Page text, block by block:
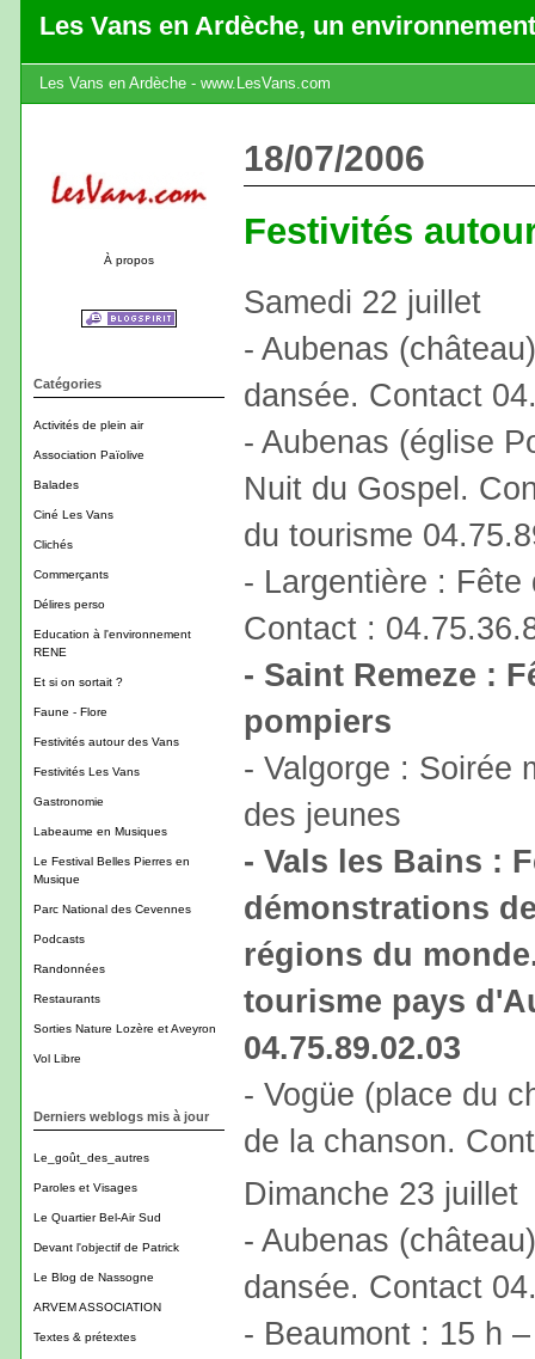
Les Vans en Ardèche, un
Les Vans en Ardèche - www.LesVans.com
À propos
Catégories
Activités de plein air
Association Païolive
Balades
Ciné Les Vans
Clichés
Commerçants
Délires perso
Education à l'environnement
RENE
Et si on sortait ?
Faune - Flore
Festivités autour des Vans
Festivités Les Vans
Gastronomie
Labeaume en Musiques
Le Festival Belles Pierres en
Musique
Parc National des Cevennes
Podcasts
Randonnées
Restaurants
Sorties Nature Lozère et Aveyron
Vol Libre
Derniers weblogs mis à jour
Le_goût_des_autres
Paroles et Visages
Le Quartier Bel-Air Sud
Devant l'objectif de Patrick
Le Blog de Nassogne
ARVEM ASSOCIATION
Textes & prétextes
18/07/2006
Festivités
Samedi 22 juillet
- Aubenas
dansée. Contact
- Aubenas (église
Nuit du Gospel.
du tourisme
- Largentière : Fête
Contact :
- Saint Remeze :
pompiers
- Valgorge : Soirée
des jeunes
- Vals les Bains :
démonstrations
régions du
tourisme pays
04.75.89.02.03
- Vogüe (place du
de la chanson.
Dimanche 23 juillet
- Aubenas
dansée. Contact
- Beaumont : 15 h